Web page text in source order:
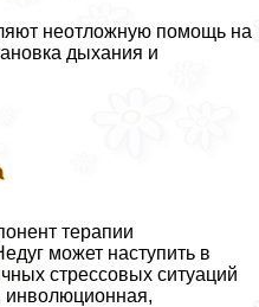
неотложную помощь на
дыхания и
терапии
может наступить в
стрессовых ситуаций
инволюционная,